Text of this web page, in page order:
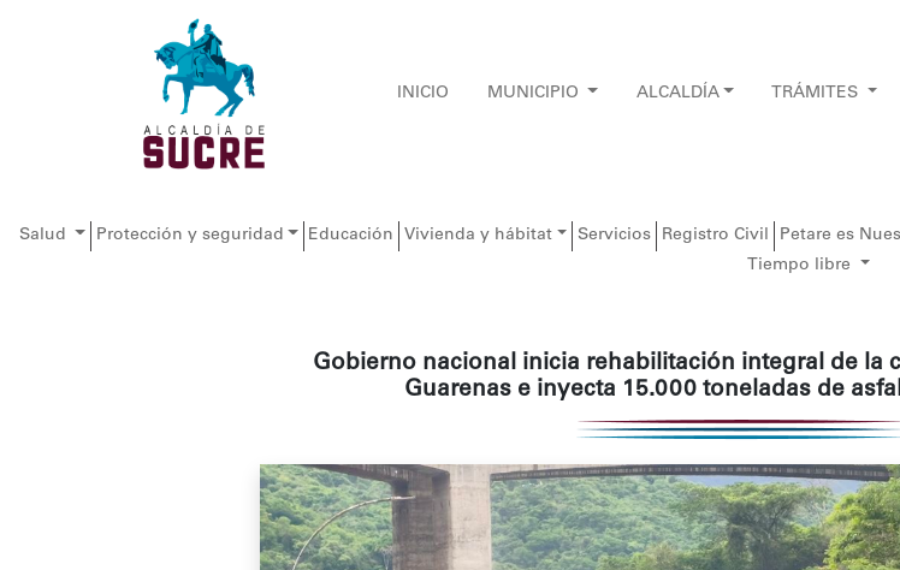
INICIO MUNICIPIO ALCALDÍA TRÁMITES
Salud Protección y seguridad Educación Vivienda y hábitat Servicios Registro Civil Petare es
Tiempo libre
Gobierno nacional inicia rehabilitación integral de la
Guarenas e inyecta 15.000 toneladas de